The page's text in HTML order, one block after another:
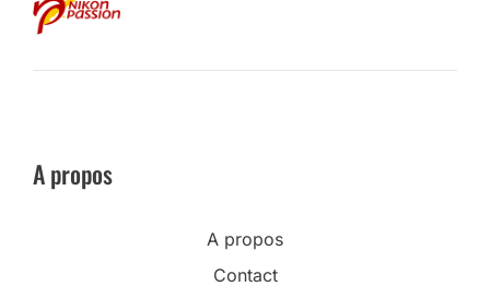
A propos
A propos
Contact